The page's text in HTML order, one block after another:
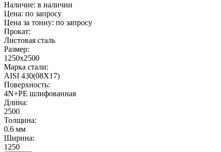
Наличие: в наличии
Цена: по запросу
Цена за тонну: по запросу
Прокат:
Листовая сталь
Размер:
1250х2500
Марка стали:
AISI 430(08Х17)
Поверхность:
4N+PE шлифованная
Длина:
2500
Толщина:
0.6 мм
Ширина:
1250